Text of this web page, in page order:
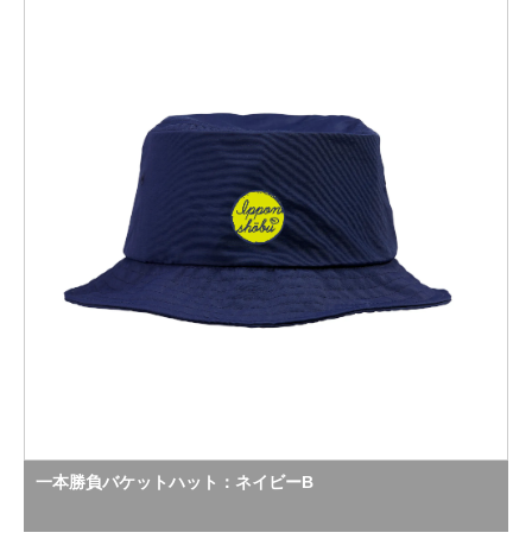
一本勝負バケットハット：ネイビーB